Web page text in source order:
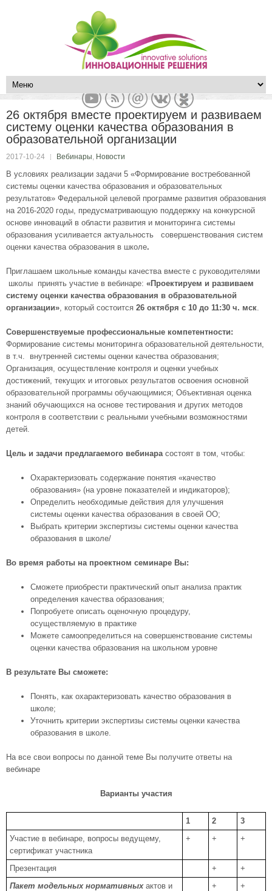
26 октября вместе проектируем и развиваем
систему оценки качества образования в
образовательной организации
2017-10-24 Вебинары, Новости
В условиях реализации задачи 5 «Формирование востребованной
системы оценки качества образования и образовательных
результатов» Федеральной целевой программе развития образования
на 2016-2020 годы, предусматривающую поддержку на конкурсной
основе инноваций в области развития и мониторинга системы
образования усиливается актуальность
совершенствования систем
оценки качества образования в школе.
Приглашаем школьные команды качества вместе с руководителями
школы принять участие в вебинаре: «Проектируем и развиваем
систему оценки качества образования в образовательной
организации», который состоится 26 октября с 10 до 11:30 ч. мск.
Совершенствуемые профессиональные компетентности:
Формирование системы мониторинга образовательной деятельности,
в т.ч. внутренней системы оценки качества образования;
Организация, осуществление контроля и оценки учебных
достижений, текущих и итоговых результатов освоения основной
образовательной программы обучающимися; Объективная оценка
знаний обучающихся на основе тестирования и других методов
контроля в соответствии с реальными учебными возможностями
детей.
Цель и задачи предлагаемого вебинара состоят в том, чтобы:
Охарактеризовать содержание понятия «качество
образования» (на уровне показателей и индикаторов);
Определить необходимые действия для улучшения
системы оценки качества образования в своей ОО;
Выбрать критерии экспертизы системы оценки качества
образования в школе/
Во время работы напроектном семинаре Вы:
Сможете приобрести практический опыт анализа практик
определения качества образования;
Попробуете описать оценочную процедуру,
осуществляемую в практике
Можете самоопределиться на совершенствование системы
оценки качества образования на школьном уровне
В результате Вы сможете:
Понять, как охарактеризовать качество образования в
школе;
Уточнить критерии экспертизы системы оценки качества
образования в школе.
На все свои вопросы по данной теме Вы получите ответы на
вебинаре
Вариантыучастия
1 2
3
Участие в вебинаре, вопросы ведущему,
сертификат участника
+ + +
Презентация +
+
Пакет модельных нормативныхактов и
+ +